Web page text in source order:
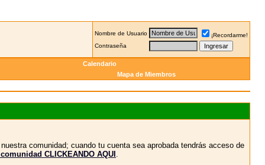
Nombre de Usuario
¡Recordarme!
Contraseña
Calendario
Mapa de Miembros
comunidad; cuando tu cuenta sea aprobada tendrás acceso de
CLICKEANDO AQUI .